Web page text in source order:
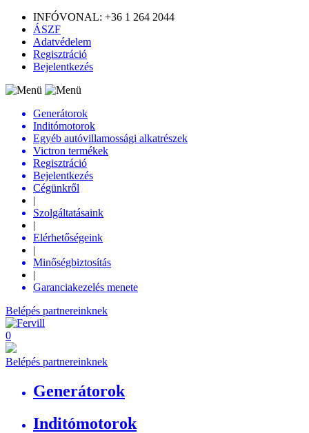
INFÓVONAL: +36 1 264 2044
ÁSZF
Adatvédelem
Regisztráció
Bejelentkezés
Generátorok
Inditómotorok
Egyéb autóvillamossági alkatrészek
Victron termékek
Regisztráció
Bejelentkezés
Cégünkről
|
Szolgáltatásaink
|
Elérhetőségeink
|
Minőségbiztosítás
|
Garanciakezelés menete
Belépés partnereinknek
0
Belépés partnereinknek
Generátorok
Inditómotorok